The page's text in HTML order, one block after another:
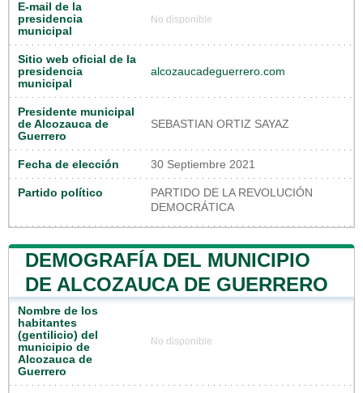
E-mail de la
presidencia
municipal
No disponible
Sitio web oficial de la
presidencia
municipal
alcozaucadeguerrero.com
Presidente municipal
de Alcozauca de
Guerrero
SEBASTIAN ORTIZ SAYAZ
Fecha de elección 30 Septiembre 2021
Partido político
PARTIDO DE LA REVOLUCIÓN
DEMOCRÁTICA
DEMOGRAFÍA DEL MUNICIPIO
DE ALCOZAUCA DE GUERRERO
Nombre de los
habitantes
(gentilicio) del
municipio de
Alcozauca de
Guerrero
No disponible